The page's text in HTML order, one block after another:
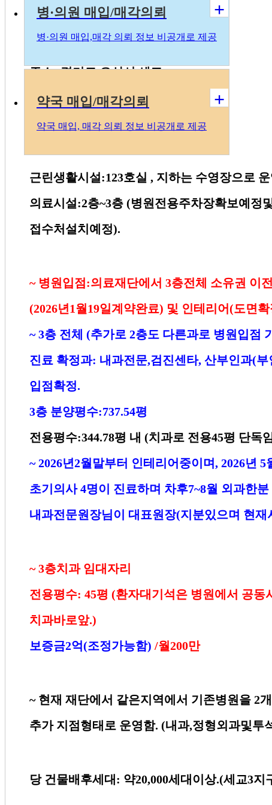
병·의원 매입/매각의뢰
병·의 원 매입,매각 의뢰 정보 비공개로 제공
+
약국 매입/매각의뢰
약국 매입, 매각 의뢰 정보 비공개로 제공
+
치과독점 임대자리추천
주소:경기도 오산시 세교
용도:의료시설
주차:1680 대
근린생활시설:123호실 , 지하는 수영장으로 운
의료시설:2층~3층 (병원전용주차장확보예정
접수처설치예정).
~ 병원입점:의료재단에서 3층전체 소유권 이
(2026년 1월19일계약완료) 및 인테리어(도면확
~ 3층 전체 (추가로 2층도 다른과로 병원입점
진료 확정과: 내과전문,검진센타, 산부인과(부
입점확정.
3층 분양평수:737.54평
전용평수:344.78평 내 (치과로 전용45평 단독
~ 2026년2월말부터 인테리어중이며, 2026년 5
초기의사4명이 진료하며 차후7~8월 외과한분
내과전문원장님이 대표원장(지분있으며 현재
~ 3층치과 임대자리
전용평수: 45평 (환자대기석은 병원에서 공동
치과바로앞.)
보증금2억(조정가능함) /월200만
~ 현재 재단에서 같은지역에서 기존병원을 2
추가 지점형태로 운영함. (내과,정형외과및투
당 건물배후세대 : 약20,000세대이상.(세교3지